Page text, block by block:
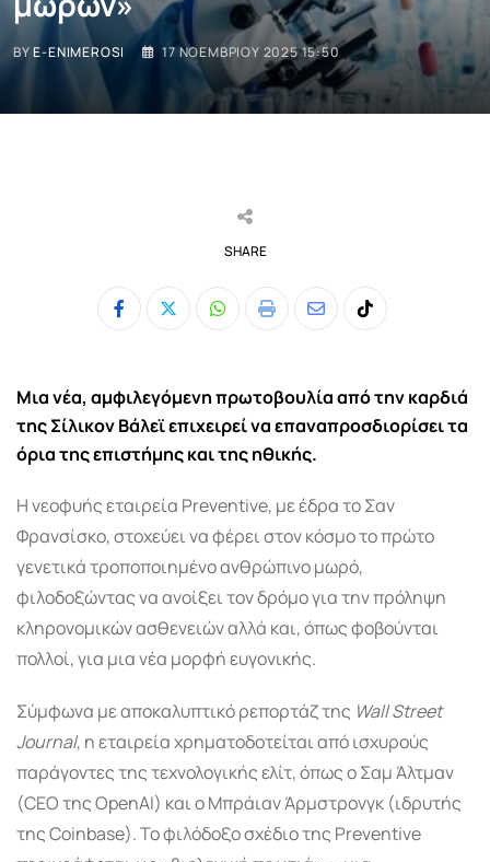
BYE-ENIMEROSI 17 ΝΟΕΜΒΡΊΟΥ 2025 15:50
SHARE
Whatsapp
Print
ShareTiktok
Μια νέα, αμφιλεγόμενη πρωτοβουλία από την καρδιά
της Σίλικον Βάλεϊ επιχειρεί να επαναπροσδιορίσει τα
όρια της επιστήμης και της ηθικής.
Η νεοφυής εταιρεία Preventive, με έδρα το Σαν
Φρανσίσκο, στοχεύει να φέρει στον κόσμο το πρώτο
γενετικά τροποποιημένο ανθρώπινο μωρό,
φιλοδοξώντας να ανοίξει τον δρόμο για την πρόληψη
κληρονομικών ασθενειών αλλά και, όπως φοβούνται
πολλοί, για μια νέα μορφή ευγονικής.
Σύμφωνα με αποκαλυπτικό ρεπορτάζ της Wall Street
Journal, η εταιρεία χρηματοδοτείται από ισχυρούς
παράγοντες της τεχνολογικής ελίτ, όπως ο Σαμ Άλτμαν
(CEO της OpenAI) και ο Μπράιαν Άρμστρονγκ (ιδρυτής
της Coinbase). Το φιλόδοξο σχέδιο της Preventive